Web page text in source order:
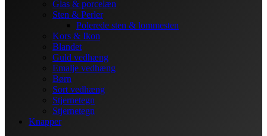
Glas & porcelæn
Sten & Perler
Polerede sten & lommesten
Kors & Ikon
Blandet
Guld vedhæng
Emalje vedhæng
Børn
Sort vedhæng
Stjernetegn
Stjernetegn
Knapper